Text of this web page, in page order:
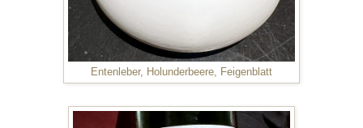
Entenleber, Holunderbeere, Feigenblatt